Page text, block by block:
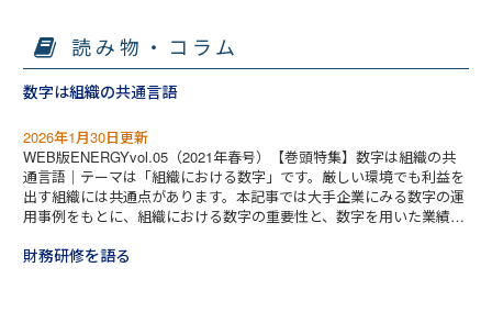
読み物・コラム
数字は組織の共通言語
2026年1月30日更新
WEB版ENERGYvol.05（2021年春号）【巻頭特集】数字は組織の共
通言語｜テーマは「組織における数字」です。厳しい環境でも利益を
出す組織には共通点があります。本記事では大手企業にみる数字の運
用事例をもとに、組織における数字の重要性と、数字を用いた業績向
財務研修を語る